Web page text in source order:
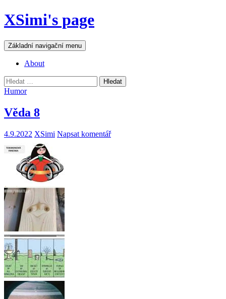
Přejít
k
webu
XSimi's page
Hledat
Základní navigační menu
About
Vyhledávání
Humor
Věda 8
4.9.2022 XSimi Napsat komentář